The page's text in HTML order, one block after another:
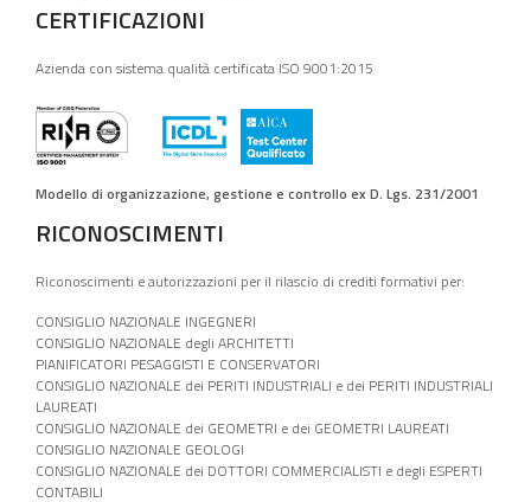
CERTIFICAZIONI
Azienda con sistema qualità certificata ISO 9001:2015
Modello di organizzazione, gestione e controllo ex D. Lgs. 231/2001
RICONOSCIMENTI
Riconoscimenti e autorizzazioni per il rilascio di crediti formativi per:
CONSIGLIO NAZIONALE INGEGNERI
CONSIGLIO NAZIONALE degli ARCHITETTI
PIANIFICATORI PESAGGISTI E CONSERVATORI
CONSIGLIO NAZIONALE dei PERITI INDUSTRIALI e dei PERITI INDUSTRIALI
LAUREATI
CONSIGLIO NAZIONALE dei GEOMETRI e dei GEOMETRI LAUREATI
CONSIGLIO NAZIONALE GEOLOGI
CONSIGLIO NAZIONALE dei DOTTORI COMMERCIALISTI e degli ESPERTI
CONTABILI